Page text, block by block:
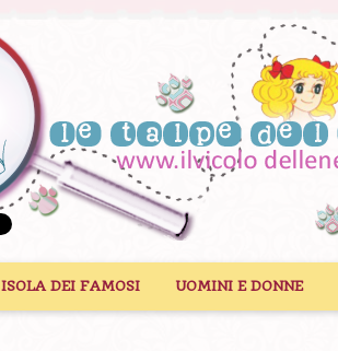
ISOLA DEI FAMOSI UOMINI E DONNE